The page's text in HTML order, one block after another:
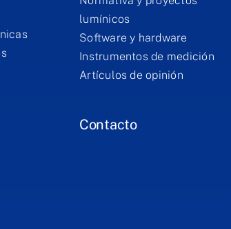
lumínicos
Software y hardware
Instrumentos de medición
Artículos de opinión
Contacto